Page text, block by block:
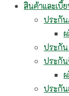
สินค้าและเบี้
ประกั
ประกัน
ประกั
ประกัน